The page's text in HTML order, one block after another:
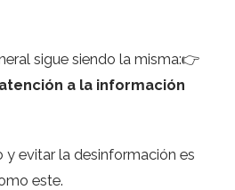
sigue siendo la misma:👉
a la información
y evitar la desinformación es
este.